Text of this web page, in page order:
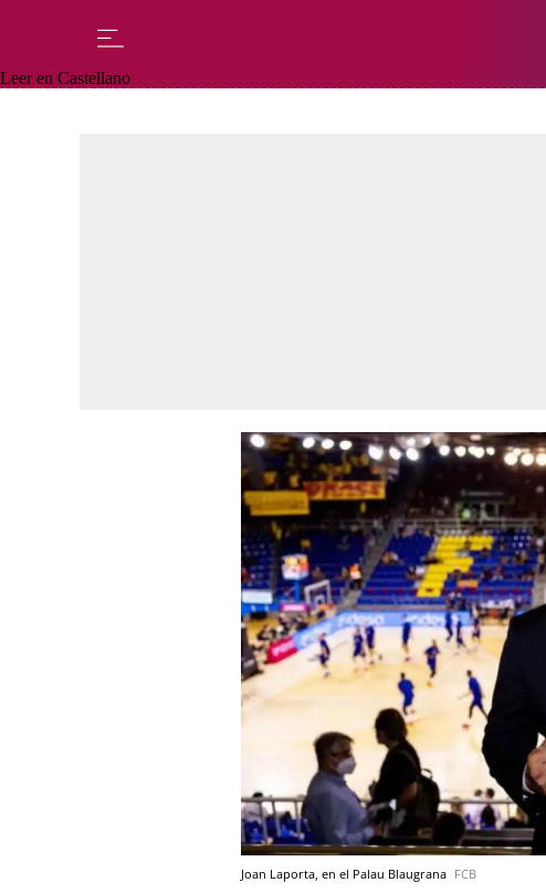
Leer en Castellano
Joan Laporta, en el Palau Blaugrana FCB